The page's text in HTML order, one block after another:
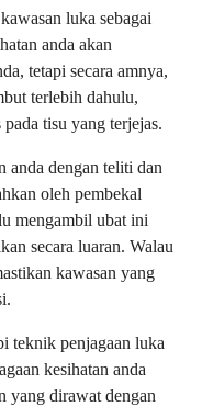
luka sebagai
anda akan
tetapi secara amnya,
terlebih dahulu,
tisu yang terjejas.
anda dengan teliti dan
oleh pembekal
mengambil ubat ini
secara luaran. Walau
kawasan yang
teknik penjagaan luka
kesihatan anda
yang dirawat dengan